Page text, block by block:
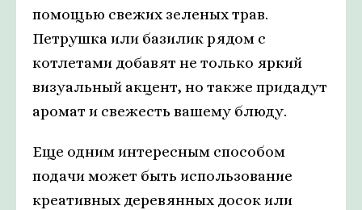
помощью свежих зеленых трав.
Петрушка или базилик рядом с
котлетами добавят не только яркий
визуальный акцент, но также придадут
аромат и свежесть вашему блюду.
Еще одним интересным способом
подачи может быть использование
креативных деревянных досок или